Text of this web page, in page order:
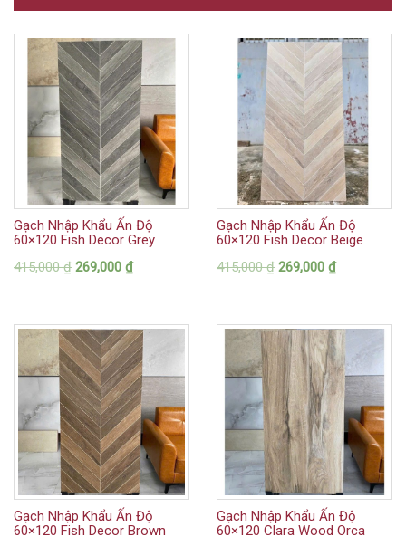
Gạch Nhập Khẩu Ấn Độ
60×120 Fish Decor Grey
415,000₫ 269,000 ₫
Gạch Nhập Khẩu Ấn Độ
60×120 Fish Decor Beige
415,000₫ 269,000 ₫
Gạch Nhập Khẩu Ấn Độ
60×120 Fish Decor Brown
Gạch Nhập Khẩu Ấn Độ
60×120 Clara Wood Orca